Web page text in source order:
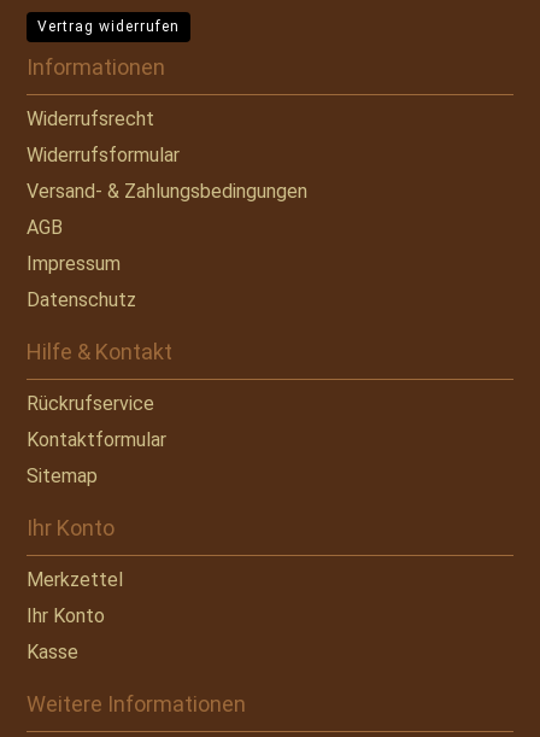
Vertrag widerrufen
Informationen
Widerrufsrecht
Widerrufsformular
Versand- & Zahlungsbedingungen
AGB
Impressum
Datenschutz
Hilfe & Kontakt
Rückrufservice
Kontaktformular
Sitemap
Ihr Konto
Merkzettel
Ihr Konto
Kasse
Weitere Informationen